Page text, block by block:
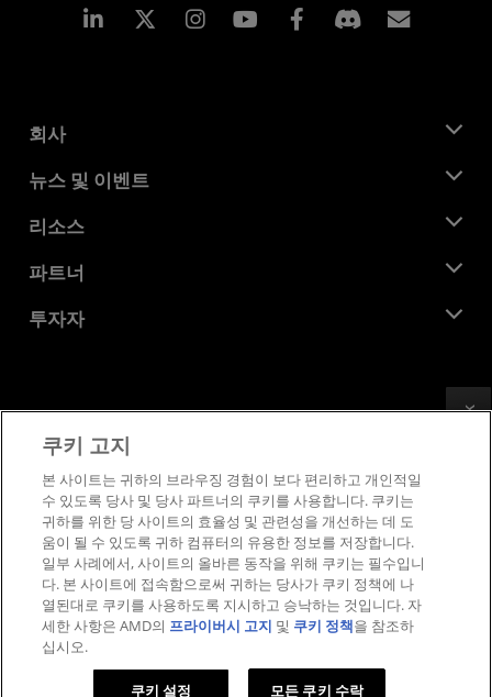
Linkedin Instagram Facebook
회사
AMD 소개
기업의 사회적 책임
채용
문의하기
뉴스 및 이벤트
뉴스룸
미디어 라이브러리
리소스
개발자 센트럴
사례 연구
파트너
AMD 파트너 허브
투자자
이사위원회
거버넌스 문서
SEC 신고서
상표
공급망 투명성
공정 및 공개 경쟁
영국 세금 전략
쿠키 정책
쿠키 설정
쿠키 고지
본 사이트는 귀하의 브라우징 경험이 보다 편리하고 개인적일
수 있도록 당사 및 당사 파트너의 쿠키를 사용합니다. 쿠키는
귀하를 위한 당 사이트의 효율성 및 관련성을 개선하는 데 도
움이 될 수 있도록 귀하 컴퓨터의 유용한 정보를 저장합니다.
일부 사례에서, 사이트의 올바른 동작을 위해 쿠키는 필수입니
다. 본 사이트에 접속함으로써 귀하는 당사가 쿠키 정책에 나
열된대로 쿠키를 사용하도록 지시하고 승낙하는 것입니다. 자
세한 사항은 AMD의 프라이버시 고지 및 쿠키 정책을 참조하
십시오.
쿠키 설정 모든 쿠키 수락